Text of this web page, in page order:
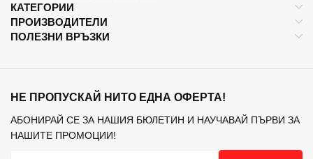
КАТЕГОРИИ
ПРОИЗВОДИТЕЛИ
ПОЛЕЗНИ ВРЪЗКИ
НЕ ПРОПУСКАЙ НИТО ЕДНА ОФЕРТА!
АБОНИРАЙ СЕ ЗА НАШИЯ БЮЛЕТИН И НАУЧАВАЙ ПЪРВИ ЗА
НАШИТЕ ПРОМОЦИИ!